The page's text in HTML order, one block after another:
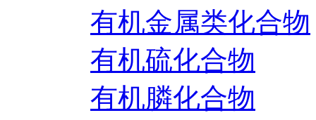
有机金属类化合物
有机硫化合物
有机膦化合物